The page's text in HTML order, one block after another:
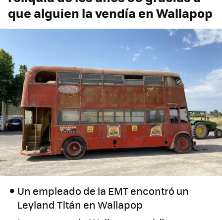
que alguien la vendía en Wallapop
Un empleado de la EMT encontró un
Leyland Titán en Wallapop